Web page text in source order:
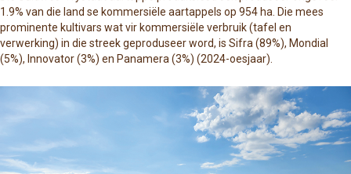
1.9% van die land se kommersiële aartappels op 954 ha. Die mees
prominente kultivars wat vir kommersiële verbruik (tafel en
verwerking) in die streek geproduseer word, is Sifra (89%), Mondial
(5%), Innovator (3%) en Panamera (3%) (2024-oesjaar).